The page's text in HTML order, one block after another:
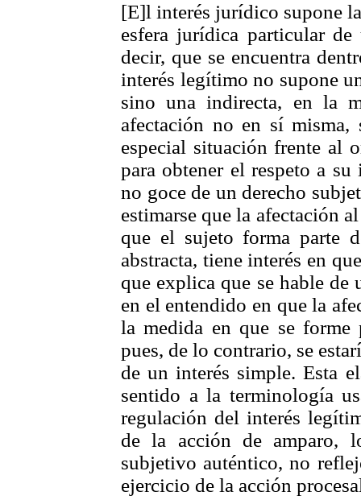
[E]l interés jurídico supone
esfera jurídica particular
decir, que se encuentra
interés legítimo no supone
sino una indirecta, en la
afectación no en sí misma,
especial situación frente al
para obtener el respeto a
no goce de un derecho
estimarse que la afectación
que el sujeto forma parte
abstracta, tiene interés en
que explica que se hable
en el entendido en que la
la medida en que se forme
pues, de lo contrario, se
de un interés simple. Esta
sentido a la terminología
regulación del interés
de la acción de amparo,
subjetivo auténtico, no
ejercicio de la acción